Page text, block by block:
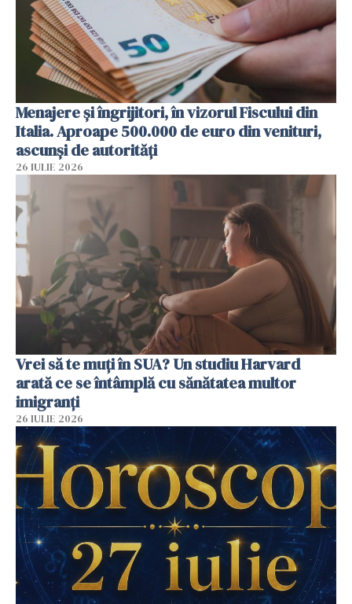
Menajere și îngrijitori, în vizorul Fiscului din
Italia. Aproape 500.000 de euro din venituri,
ascunși de autorități
26 IULIE 2026
Vrei să te muți în SUA? Un studiu Harvard
arată ce se întâmplă cu sănătatea multor
imigranți
26 IULIE 2026